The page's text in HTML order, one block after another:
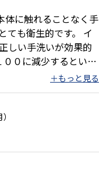
体に触れることなく手
ても衛生的です。 イ
しい手洗いが効果的
０に減少するといわ
浄による手洗い時間
。 ●手をかざすだけ
方式 ●５～９０秒間